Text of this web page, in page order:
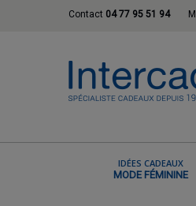
Contact 04 77 95 51 94
IDÉES CADEAUX
MODE FÉMININE